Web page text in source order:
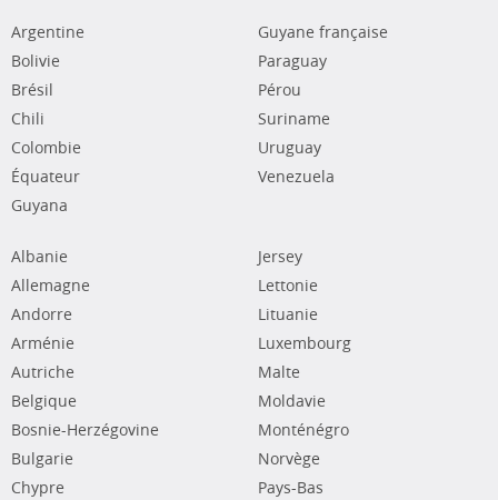
Argentine
Bolivie
Brésil
Chili
Colombie
Équateur
Guyana
Guyane française
Paraguay
Pérou
Suriname
Uruguay
Venezuela
Albanie
Allemagne
Andorre
Arménie
Autriche
Belgique
Bosnie-Herzégovine
Bulgarie
Chypre
Jersey
Lettonie
Lituanie
Luxembourg
Malte
Moldavie
Monténégro
Norvège
Pays-Bas